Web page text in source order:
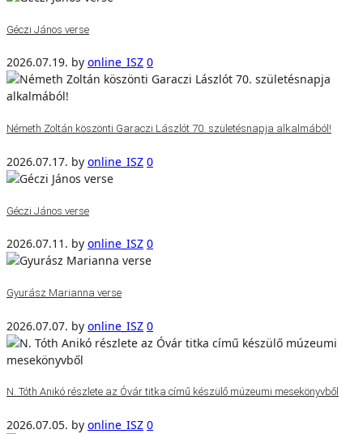
Géczi János verse
2026.07.19. by online_ISZ 0
Németh Zoltán köszönti Garaczi Lászlót 70. születésnapja alkalmából!
2026.07.17. by online_ISZ 0
Géczi János verse
2026.07.11. by online_ISZ 0
Gyurász Marianna verse
2026.07.07. by online_ISZ 0
N. Tóth Anikó részlete az Óvár titka című készülő múzeumi mesekönyvből
2026.07.05. by online_ISZ 0